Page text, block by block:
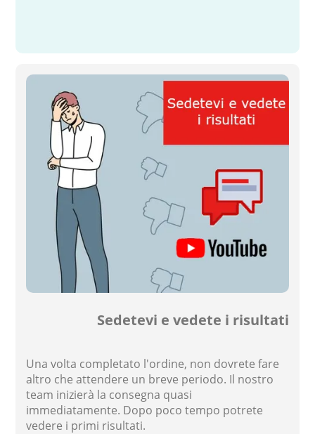
Sedetevi e vedete i risultati
Una volta completato l'ordine, non dovrete fare
altro che attendere un breve periodo. Il nostro
team inizierà la consegna quasi
immediatamente. Dopo poco tempo potrete
vedere i primi risultati.